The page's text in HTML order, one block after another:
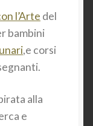
l’Arte del
bambini
,e corsi
alla
e